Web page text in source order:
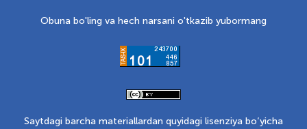
Obuna bo'ling va hech narsani o'tkazib yubormang
Saytdagi barcha materiallardan quyidagi lisenziya bo‘yicha